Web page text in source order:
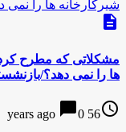
description
مشکلاتی که مطرح
ها را نمی دهد؟/
access_time
56 years ago
chat_bubble0